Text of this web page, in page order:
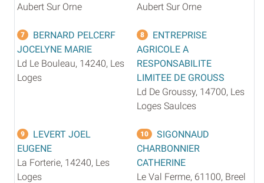
Aubert Sur Orne
Aubert Sur Orne
7
BERNARD PELCERF
JOCELYNE MARIE
Ld Le Bouleau, 14240, Les
Loges
8
ENTREPRISE
AGRICOLE A
RESPONSABILITE
LIMITEE DE GROUSS
Ld De Groussy, 14700, Les
Loges Saulces
9
LEVERT JOEL
EUGENE
La Forterie, 14240, Les
Loges
10
SIGONNAUD
CHARBONNIER
CATHERINE
Le Val Ferme, 61100, Breel